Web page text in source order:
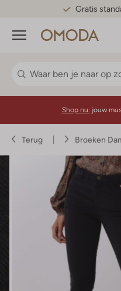
Gratis
Menu
Shop nu: jouw
Terug Broeken